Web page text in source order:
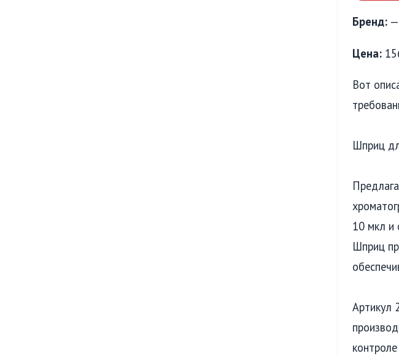
Бренд: —
Цена:
Вот
Шприц
10 мкл и
Шприц
Артикул